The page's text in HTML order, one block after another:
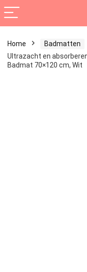
Home Badmatten
Ultrazacht en
Badmat 70×120 cm, Wit